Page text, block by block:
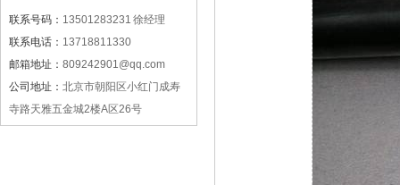
联系号码： 13501283231 徐经理
联系电话： 13718811330
邮箱地址： 809242901@qq.com
公司地址： 北京市朝阳区小红门成寿
寺路天雅五金城2楼A区26号